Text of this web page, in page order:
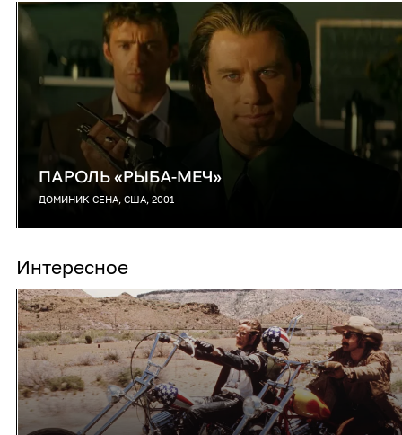
ПАРОЛЬ «РЫБА-МЕЧ»
ДОМИНИК СЕНА, США, 2001
Интересное